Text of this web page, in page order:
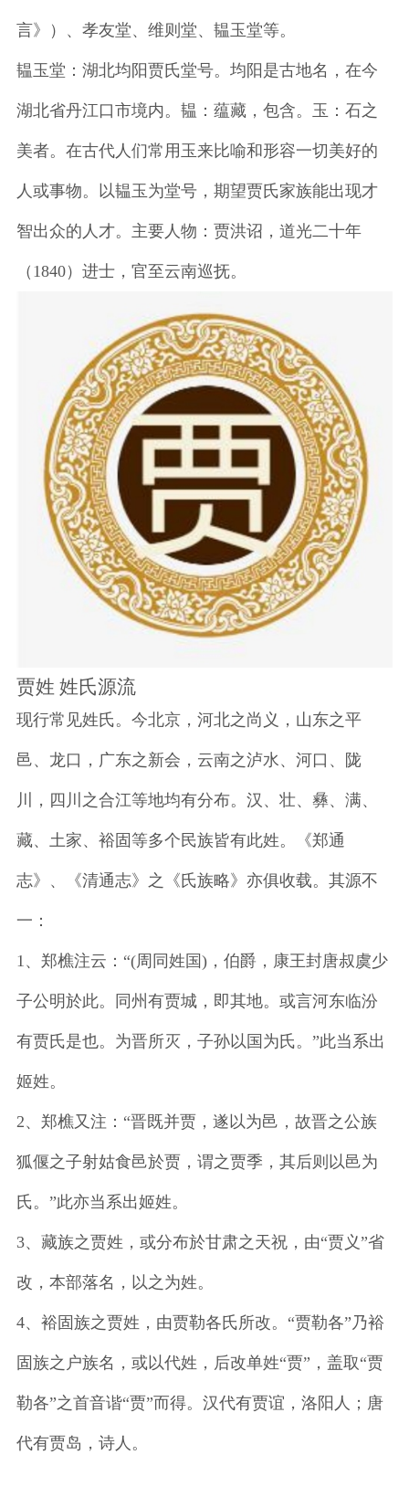
言》）、孝友堂、维则堂、韫玉堂等。
韫玉堂：湖北均阳贾氏堂号。均阳是古地名，在今
湖北省丹江口市境内。韫：蕴藏，包含。玉：石之
美者。在古代人们常用玉来比喻和形容一切美好的
人或事物。以韫玉为堂号，期望贾氏家族能出现才
智出众的人才。主要人物：贾洪诏，道光二十年
（1840）进士，官至云南巡抚。
贾姓 姓氏源流
现行常见姓氏。今北京，河北之尚义，山东之平
邑、龙口，广东之新会，云南之泸水、河口、陇
川，四川之合江等地均有分布。汉、壮、彝、满、
藏、土家、裕固等多个民族皆有此姓。《郑通
志》、《清通志》之《氏族略》亦俱收载。其源不
一：
1、郑樵注云：“(周同姓国)，伯爵，康王封唐叔虞少
子公明於此。同州有贾城，即其地。或言河东临汾
有贾氏是也。为晋所灭，子孙以国为氏。”此当系出
姬姓。
2、郑樵又注：“晋既并贾，遂以为邑，故晋之公族
狐偃之子射姑食邑於贾，谓之贾季，其后则以邑为
氏。”此亦当系出姬姓。
3、藏族之贾姓，或分布於甘肃之天祝，由“贾义”省
改，本部落名，以之为姓。
4、裕固族之贾姓，由贾勒各氏所改。“贾勒各”乃裕
固族之户族名，或以代姓，后改单姓“贾”，盖取“贾
勒各”之首音谐“贾”而得。汉代有贾谊，洛阳人；唐
代有贾岛，诗人。